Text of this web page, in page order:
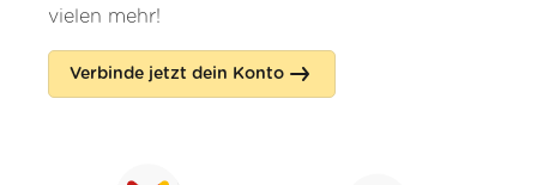
vielen mehr!
Verbinde jetzt dein Konto